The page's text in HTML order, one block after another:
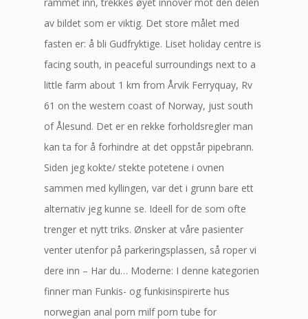
av bildet som er viktig. Det store målet med
fasten er: å bli Gudfryktige. Liset holiday centre is
facing south, in peaceful surroundings next to a
little farm about 1 km from Årvik Ferryquay, Rv
61 on the western coast of Norway, just south
of Ålesund. Det er en rekke forholdsregler man
kan ta for å forhindre at det oppstår pipebrann.
Siden jeg kokte/ stekte potetene i ovnen
sammen med kyllingen, var det i grunn bare ett
alternativ jeg kunne se. Ideell for de som ofte
trenger et nytt triks. Ønsker at våre pasienter
venter utenfor på parkeringsplassen, så roper vi
dere inn – Har du… Moderne: I denne kategorien
finner man Funkis- og funkisinspirerte hus
norwegian anal porn milf porn tube for